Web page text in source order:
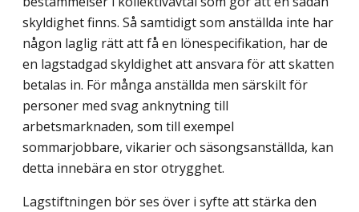
skyldighet finns. Så samtidigt som anställda inte har
någon laglig rätt att få en lönespecifikation, har de
en lagstadgad skyldighet att ansvara för att skatten
betalas in. För många anställda men särskilt för
personer med svag anknytning till
arbetsmarknaden, som till exempel
sommarjobbare, vikarier och säsongsanställda, kan
detta innebära en stor otrygghet.
Lagstiftningen bör ses över i syfte att stärka den